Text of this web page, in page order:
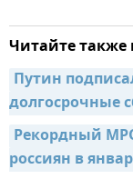
Читайте
Путин
долгосрочные
Рекордный
россиян в